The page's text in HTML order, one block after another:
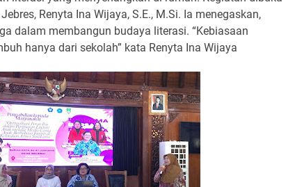
Renyta Ina Wijaya, S.E., M.Si. Ia menegaskan,
dalam membangun budaya literasi. “Kebiasaan
hanya dari sekolah” kata Renyta Ina Wijaya